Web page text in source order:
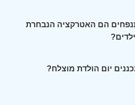
הם האטרקציה הנבחרת
יום הולדת מוצלח?